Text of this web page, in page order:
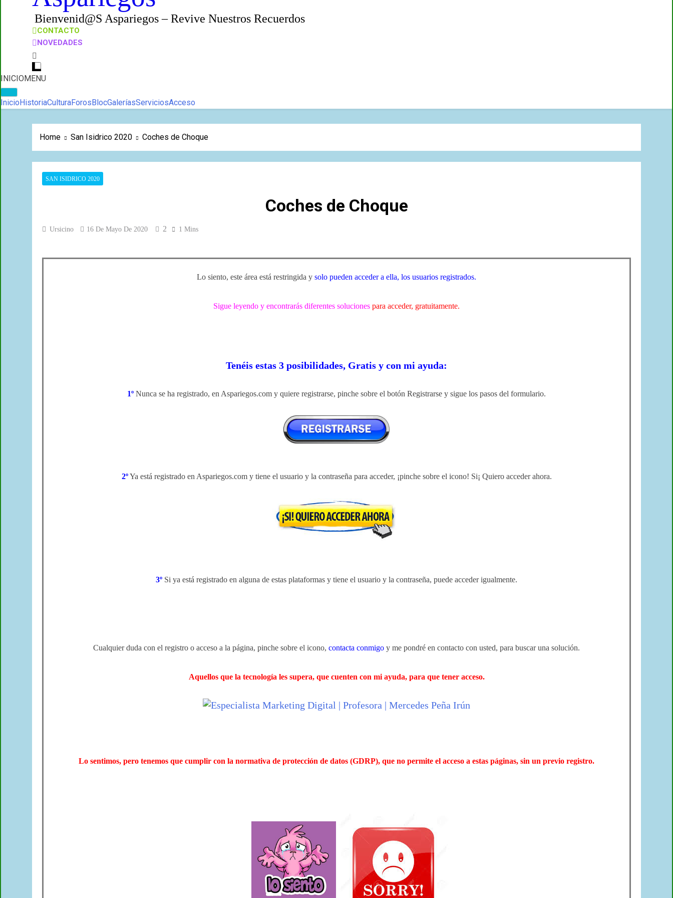
Bienvenid@s Aspariegos – Revive Nuestros Recuerdos
CONTACTO
NOVEDADES
INICIOMENU
InicioHistoriaCulturaForosBlocGaleríasServiciosAcceso
Home San Isidrico 2020 Coches de Choque
SAN ISIDRICO 2020
Coches de Choque
Ursicino 16 De Mayo De 2020 2 1 Mins
Lo siento, este área está restringida y solo pueden acceder a ella, los usuarios registrados.
Sigue leyendo y encontrarás diferentes soluciones para acceder, gratuitamente.
Tenéis estas 3 posibilidades, Gratis y con mi ayuda:
1º Nunca se ha registrado, en Aspariegos.com y quiere registrarse, pinche sobre el botón Registrarse y sigue los pasos del formulario.
2ºYa está registrado en Aspariegos.com y tiene el usuario y la contraseña para acceder, ¡pinche sobre el icono! Si¡ Quiero acceder ahora.
3º Si ya está registrado en alguna de estas plataformas y tiene el usuario y la contraseña, puede acceder igualmente.
Cualquier duda con el registro o acceso a la página, pinche sobre el icono, contacta conmigo y me pondré en contacto con usted, para buscar una solución.
Aquellos que la tecnología les supera, que cuenten con mi ayuda, para que tener acceso.
Lo sentimos, pero tenemos que cumplir con la normativa de protección de datos (GDRP), que no permite el acceso a estas páginas, sin un previo registro.